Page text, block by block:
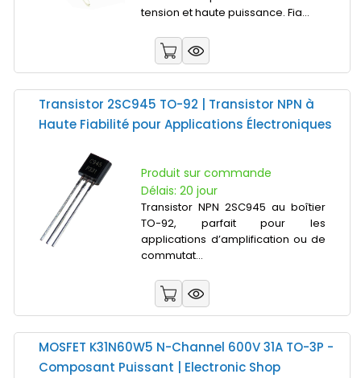
tension et haute puissance. Fia...
Transistor 2SC945 TO-92 | Transistor NPN à
Haute Fiabilité pour Applications Électroniques
Produit sur commande
Délais: 20 jour
Transistor NPN 2SC945 au boîtier
TO-92, parfait pour les
applications d’amplification ou de
commutat...
MOSFET K31N60W5 N-Channel 600V 31A TO-3P -
Composant Puissant | Electronic Shop